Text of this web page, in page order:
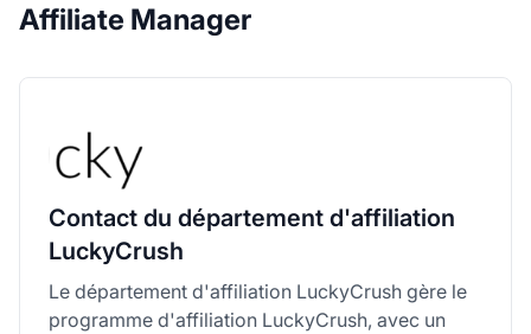
Affiliate Manager
Contact du département d'affiliation
LuckyCrush
Le département d'affiliation LuckyCrush gère le
programme d'affiliation LuckyCrush, avec un